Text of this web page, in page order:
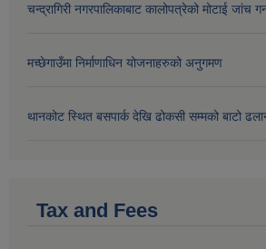
चन्द्रागिरी नगरपालिकाबाट कालोपत्रेको मोटाई जांच
मच्छेगाउँमा निर्माणाधिन योजनाहरुको अनुगमण
थानकोट स्थित बसपार्क देखि ढोकसी सम्मको बाटो
Tax and Fees